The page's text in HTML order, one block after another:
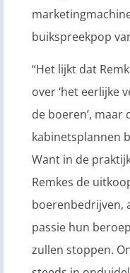
buikspreekpop
“Het lijkt dat
over ‘het eerlijke
de boeren’,
kabinetsplannen
Want in de
Remkes de
boerenbedrijven,
passie hun
zullen stoppen.